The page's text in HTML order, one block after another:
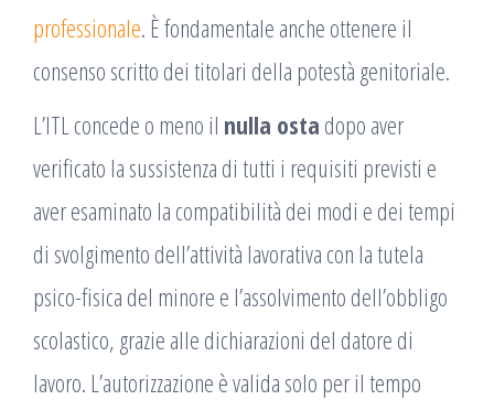
professionale. È fondamentale anche ottenere il
consenso scritto dei titolari della potestà genitoriale.
L’ITL concede o meno il nulla osta dopo aver
verificato la sussistenza di tutti i requisiti previsti e
aver esaminato la compatibilità dei modi e dei tempi
di svolgimento dell’attività lavorativa con la tutela
psico-fisica del minore e l’assolvimento dell’obbligo
scolastico, grazie alle dichiarazioni del datore di
lavoro. L’autorizzazione è valida solo per il tempo